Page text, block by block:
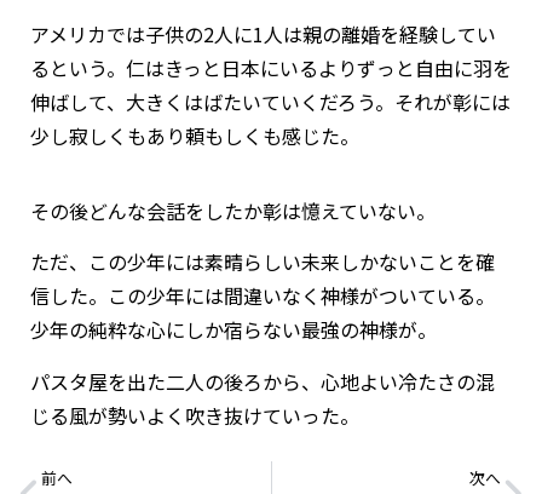
アメリカでは子供の2人に1人は親の離婚を経験してい
るという。仁はきっと日本にいるよりずっと自由に羽を
伸ばして、大きくはばたいていくだろう。それが彰には
少し寂しくもあり頼もしくも感じた。
その後どんな会話をしたか彰は憶えていない。
ただ、この少年には素晴らしい未来しかないことを確
信した。この少年には間違いなく神様がついている。
少年の純粋な心にしか宿らない最強の神様が。
パスタ屋を出た二人の後ろから、心地よい冷たさの混
じる風が勢いよく吹き抜けていった。
前へ 次へ